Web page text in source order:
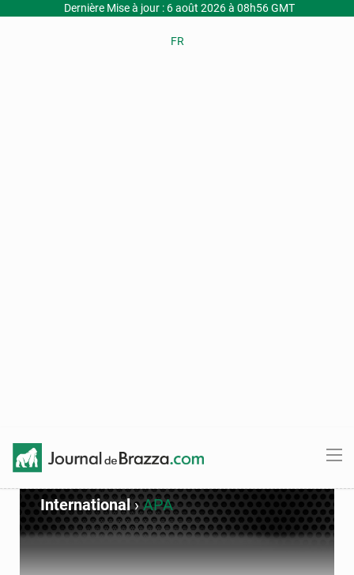
Dernière Mise à jour : 6 août 2026 à 08h56 GMT
FR
International›APA